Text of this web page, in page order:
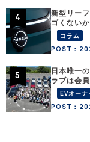
新型リー
ゴくない
「B5」の
コラム
POST：
日本唯一
ラブは会
法人〈テ
パン（
EVオー
POST：